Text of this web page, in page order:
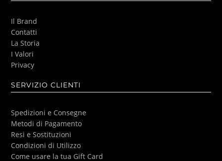
Il Brand
Contatti
La Storia
I Valori
Privacy
SERVIZIO CLIENTI
Spedizioni e Consegne
Metodi di Pagamento
Resi e Sostituzioni
Condizioni di Utilizzo
Come usare la tua Gift Card